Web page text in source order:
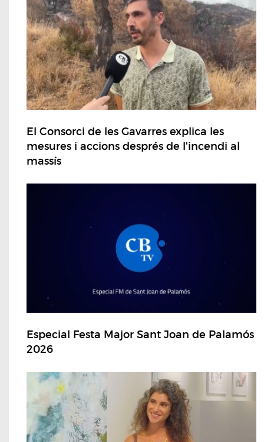
El Consorci de les Gavarres explica les
mesures i accions després de l'incendi al
massís
Especial Festa Major Sant Joan de Palamós
2026